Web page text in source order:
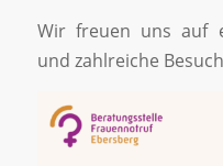
Wir freuen uns auf
und zahlreiche